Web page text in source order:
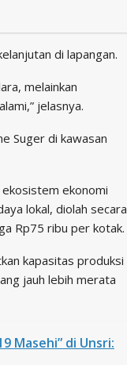
di lapangan.
melainkan
jelasnya.
Suger di kawasan
ekosistem ekonomi
lokal, diolah secara
Rp75 ribu per kotak.
kapasitas produksi
jauh lebih merata
Masehi” di Unsri: